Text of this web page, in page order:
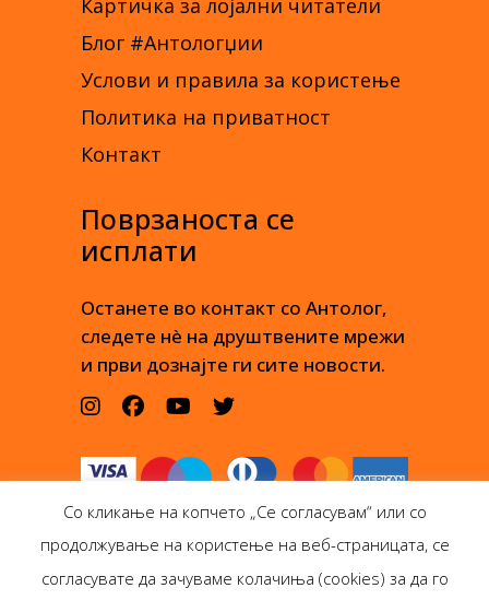
Картичка за лојални читатели
Блог #Антологџии
Услови и правила за користење
Политика на приватност
Контакт
Поврзаноста се
исплати
Останете во контакт со Антолог,
следете нè на друштвените мрежи
и први дознајте ги сите новости.
Со кликање на копчето „Се согласувам“ или со
продолжување на користење на веб-страницата, се
согласувате да зачуваме колачиња (cookies) за да го